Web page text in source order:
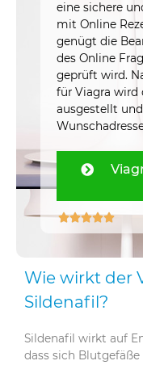
eine sichere
mit Online
genügt die
des Online
geprüft wird.
für Viagra wird
ausgestellt

Wie wirkt der
Sildenafil?
Sildenafil wirkt auf
dass sich